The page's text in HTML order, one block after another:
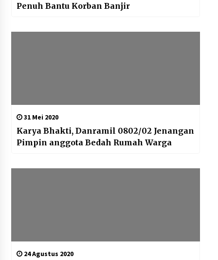
Penuh Bantu Korban Banjir
31 Mei 2020
Karya Bhakti, Danramil 0802/02 Jenangan
Pimpin anggota Bedah Rumah Warga
24 Agustus 2020